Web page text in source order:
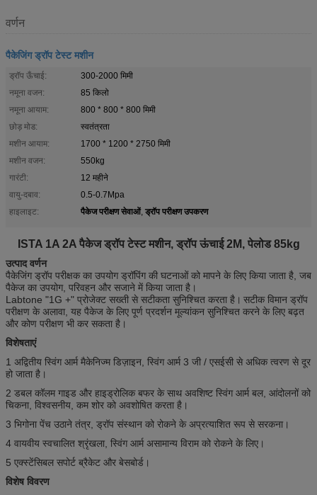
वर्णन
पैकेजिंग ड्रॉप टेस्ट मशीन
ड्रॉप ऊँचाई:
300-2000 मिमी
नमूना वजन:
85 किलो
नमूना आयाम:
800 * 800 * 800 मिमी
छोड़ मोड:
स्वतंत्रता
मशीन आयाम:
1700 * 1200 * 2750 मिमी
मशीन वजन:
550kg
गारंटी:
12 महीने
वायु-दबाव:
0.5-0.7Mpa
हाइलाइट:
पैकेज परीक्षण सेवाओं, ड्रॉप परीक्षण उपकरण
ISTA 1A 2A पैकेज ड्रॉप टेस्ट मशीन, ड्रॉप ऊंचाई 2M, पेलोड 85kg
उत्पाद वर्णन
पैकेजिंग ड्रॉप परीक्षक का उपयोग ड्रॉपिंग की घटनाओं को मापने के लिए किया जाता है, जब
पैकेज का उपयोग, परिवहन और सजाने में किया जाता है।
Labtone "1G +" प्रोजेक्ट सख्ती से सटीकता सुनिश्चित करता है। सटीक विमान ड्रॉप
परीक्षण के अलावा, यह पैकेज के लिए पूर्ण प्रदर्शन मूल्यांकन सुनिश्चित करने के लिए बढ़त
और कोण परीक्षण भी कर सकता है।
विशेषताएं
1 अद्वितीय स्विंग आर्म मैकेनिज्म डिज़ाइन, स्विंग आर्म 3 जी / एसईसी से अधिक त्वरण से दूर
हो जाता है।
2 डबल कॉलम गाइड और हाइड्रोलिक बफर के साथ अवशिष्ट स्विंग आर्म बल, आंदोलनों को
चिकना, विश्वसनीय, कम शोर को अवशोषित करता है।
3 भिगोना पेंच उठाने तंत्र, ड्रॉप संस्थान को रोकने के अप्रत्याशित रूप से सरकना।
4 वायवीय स्वचालित श्रृंखला, स्विंग आर्म असामान्य विराम को रोकने के लिए।
5 एक्स्टेंसिबल सपोर्ट ब्रैकेट और बेसबोर्ड।
विशेष विवरण